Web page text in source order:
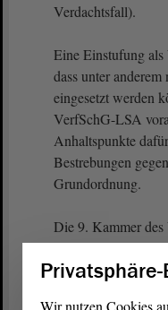
Verdachtsfall).
Eine Einstufung
dass unter
eingesetzt werden
VerfSchG-LSA
Anhaltspunkte
Bestrebungen
Grundordnung.
Die 9. Kammer
Magdeburg hat den
Begründung führte
Wir nutzen Cookies